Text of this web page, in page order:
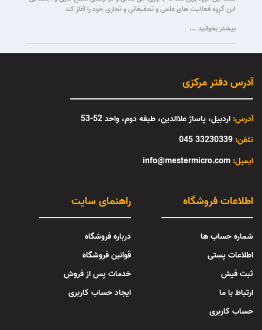
این گروه فعالیت های علمی و تحقیقاتی و تجاری خود را آغاز کند
بیشتر بخوانید ...
آدرس دفتر مرکزی
آدرس: اردبیل، پاساژ علاالدین، طبقه دوم، واحد 52-53
تلفن: 33230339 045
info@mestermicro.com :ایمیل
راهنمای سایت
درباره فروشگاه
قوانین فروشگاه
خدمات پس از فروش
ایجاد حساب کاربری
اطلاعات فروشگاه
شماره حساب ها
اطلاعات پستی
ثبت فیش
ارتباط با ما
حساب کاربری